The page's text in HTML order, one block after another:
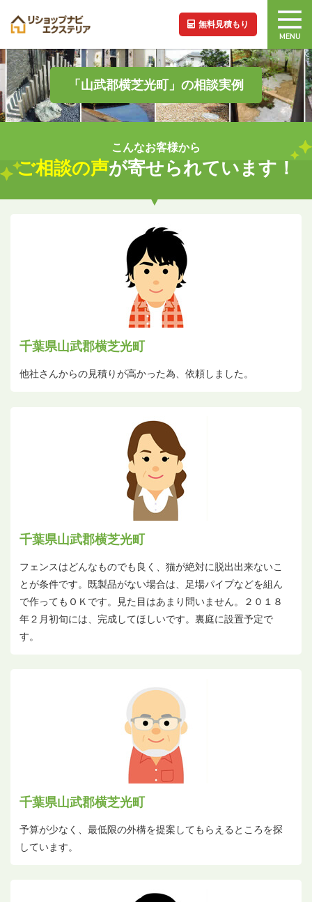
無料見積もり
MENU
「山武郡横芝光町」の相談実例
こんなお客様から
ご相談の声が寄せられています！
千葉県山武郡横芝光町
他社さんからの見積りが高かった為、依頼しました。
千葉県山武郡横芝光町
フェンスはどんなものでも良く、猫が絶対に脱出出来ないこ
とが条件です。既製品がない場合は、足場パイプなどを組ん
で作ってもＯＫです。見た目はあまり問いません。２０１８
年２月初旬には、完成してほしいです。裏庭に設置予定で
す。
千葉県山武郡横芝光町
予算が少なく、最低限の外構を提案してもらえるところを探
しています。